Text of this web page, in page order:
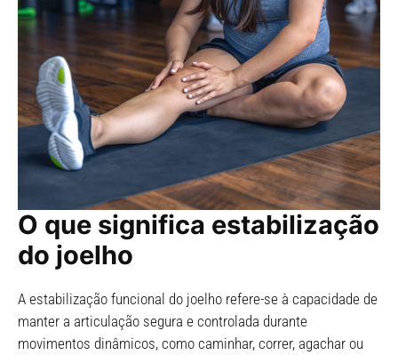
O que significa estabilização
do joelho
A estabilização funcional do joelho refere-se à capacidade de
manter a articulação segura e controlada durante
movimentos dinâmicos, como caminhar, correr, agachar ou